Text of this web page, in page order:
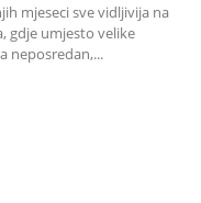
mjeseci sve vidljivija na
gdje umjesto velike
neposredan,...